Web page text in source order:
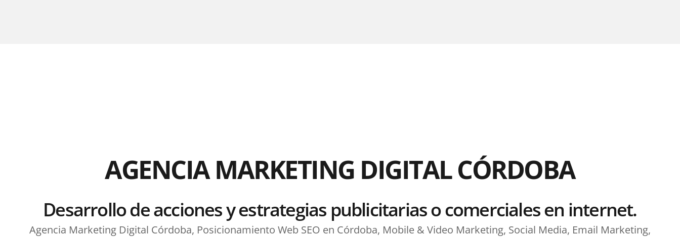
AGENCIA MARKETING DIGITAL CÓRDOBA
Desarrollo de acciones y estrategias publicitarias o comerciales en internet.
Agencia Marketing Digital Córdoba, Posicionamiento Web SEO en Córdoba, Mobile & Video Marketing, Social Media, Email Marketing,